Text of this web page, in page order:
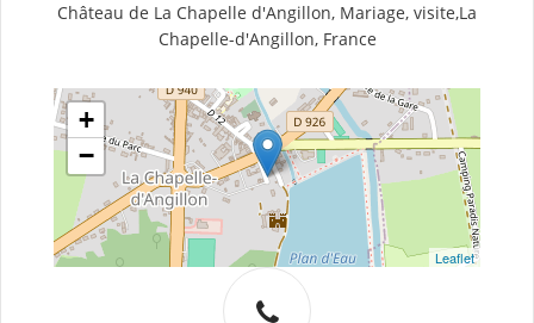
Château de La Chapelle d'Angillon, Mariage, visite,La
Chapelle-d'Angillon, France
+
−
Leaflet